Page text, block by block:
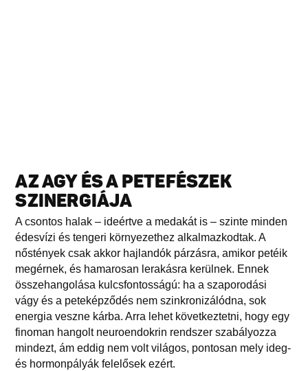
AZ AGY ÉS A PETEFÉSZEK
SZINERGIÁJA
A csontos halak – ideértve a medakát is – szinte minden
édesvízi és tengeri környezethez alkalmazkodtak. A
nőstények csak akkor hajlandók párzásra, amikor petéik
megérnek, és hamarosan lerakásra kerülnek. Ennek
összehangolása kulcsfontosságú: ha a szaporodási
vágy és a peteképződés nem szinkronizálódna, sok
energia veszne kárba. Arra lehet következtetni, hogy egy
finoman hangolt neuroendokrin rendszer szabályozza
mindezt, ám eddig nem volt világos, pontosan mely ideg-
és hormonpályák felelősek ezért.